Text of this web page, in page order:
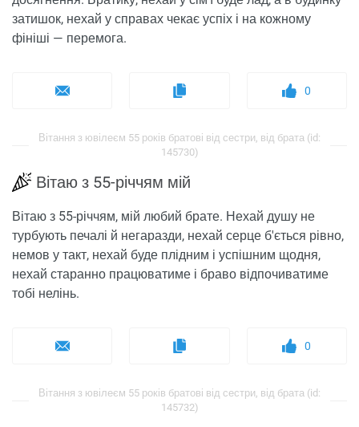
затишок, нехай у справах чекає успіх і на кожному
фініші — перемога.
0
Вітання з ювілеєм 55 років братові від сестри, від брата (id:
145730)
Вітаю з 55-річчям мій
Вітаю з 55-річчям, мій любий брате. Нехай душу не
турбують печалі й негаразди, нехай серце б'ється рівно,
немов у такт, нехай буде плідним і успішним щодня,
нехай старанно працюватиме і браво відпочиватиме
тобі нелінь.
0
Вітання з ювілеєм 55 років братові від сестри, від брата (id:
145732)